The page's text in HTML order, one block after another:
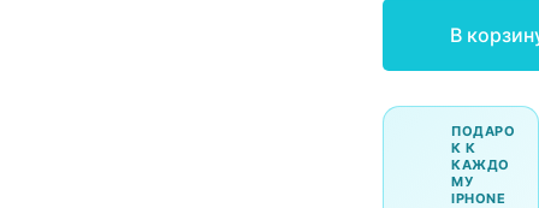
В
ПОДАРО
К К
КАЖДО
МУ
IPHONE